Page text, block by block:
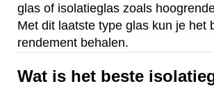
glas of isolatieglas zoals
Met dit laatste type glas kun je het
rendement behalen.
Wat is het beste